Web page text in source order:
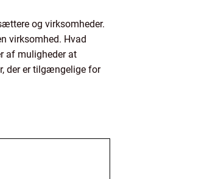
og virksomheder.
virksomhed. Hvad
af muligheder at
der er tilgængelige for